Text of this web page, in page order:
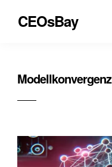
CEOsBay
Modellkonvergenz